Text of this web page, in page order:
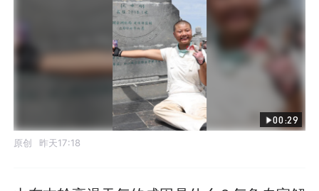
00:29
原创 昨天17:18